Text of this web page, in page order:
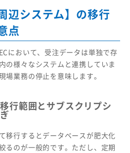
辺システム】の移行
点
において、受注データは単独で存
の様々なシステムと連携していま
場業務の停止を意味します。
行範囲とサブスクリプシ
移行するとデータベースが肥大化
るのが一般的です。ただし、定期